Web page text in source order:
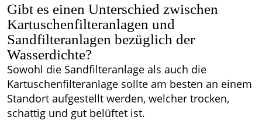
Gibt es einen Unterschied zwischen
Kartuschenfilteranlagen und
Sandfilteranlagen bezüglich der
Wasserdichte?
Sowohl die Sandfilteranlage als auch die
Kartuschenfilteranlage sollte am besten an einem
Standort aufgestellt werden, welcher trocken,
schattig und gut belüftet ist.